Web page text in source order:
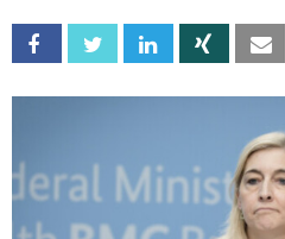
Facebook Twitter Linkedin Xing